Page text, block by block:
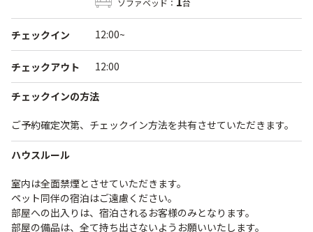
ソファベッド： 台
チェックイン 12:00~
チェックアウト 12:00
チェックインの方法
ご予約確定次第、チェックイン方法を共有させていただきます。
ハウスルール
室内は全面禁煙とさせていただきます。
ペット同伴の宿泊はご遠慮ください。
部屋への出入りは、宿泊されるお客様のみとなります。
部屋の備品は、全て持ち出さないようお願いいたします。